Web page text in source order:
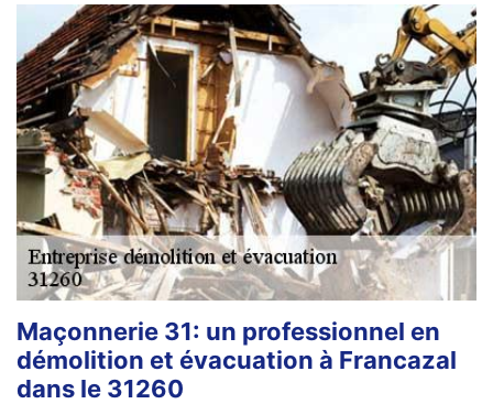
Maçonnerie 31: un professionnel en
démolition et évacuation à Francazal
dans le 31260